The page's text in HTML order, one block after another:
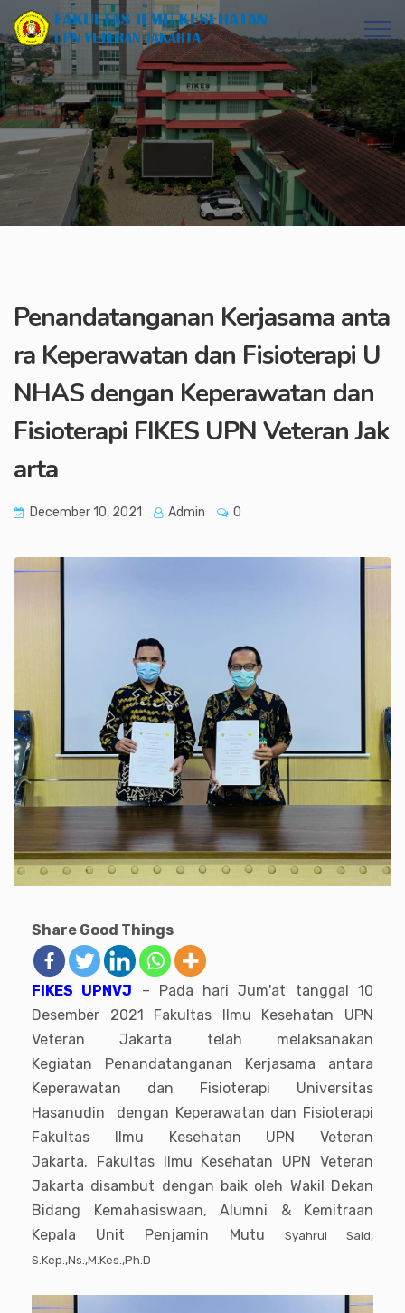
Penandatanganan Kerjasama anta
ra Keperawatan dan Fisioterapi U
NHAS dengan Keperawatan dan
Fisioterapi FIKES UPN Veteran Jak
arta
December 10, 2021 Admin 0
Share Good Things
FIKES UPNVJ
– Pada hari Jum'at tanggal 10
Desember 2021 Fakultas Ilmu Kesehatan UPN
Veteran Jakarta telah melaksanakan
Kegiatan Penandatanganan Kerjasama antara
Keperawatan dan Fisioterapi Universitas
Hasanudin dengan Keperawatan dan Fisioterapi
Fakultas Ilmu Kesehatan UPN Veteran
Jakarta. Fakultas Ilmu Kesehatan UPN Veteran
Jakarta disambut dengan baik oleh Wakil Dekan
Bidang Kemahasiswaan, Alumni & Kemitraan
Kepala Unit Penjamin Mutu
Syahrul Said,
S.Kep.,Ns.,M.Kes.,Ph.D